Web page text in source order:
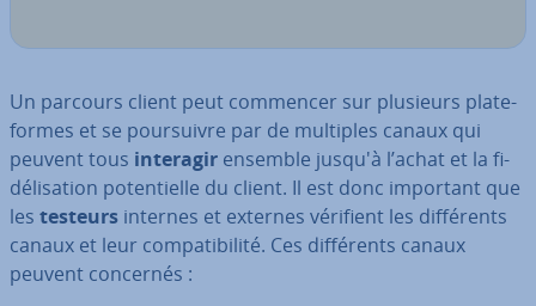
Un parcours client peut commencer sur plusieurs pla­te­
formes et se pour­suivre par de multiples canaux qui
peuvent tous interagir ensemble jusqu'à l’achat et la fi­
dé­li­sa­tion po­ten­tielle du client. Il est donc important que
les testeurs internes et externes vérifient les dif­fé­rents
canaux et leur com­pa­ti­bi­lité. Ces dif­fé­rents canaux
peuvent concernés :